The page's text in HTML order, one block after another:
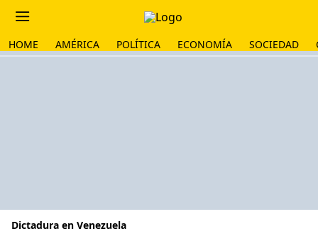
HOME AMÉRICA POLÍTICA ECONOMÍA SOCIEDAD
Dictadura en Venezuela